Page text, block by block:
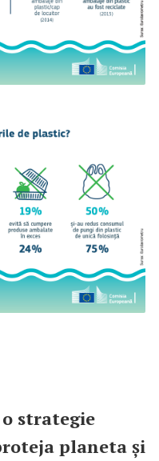
strategie
planeta și